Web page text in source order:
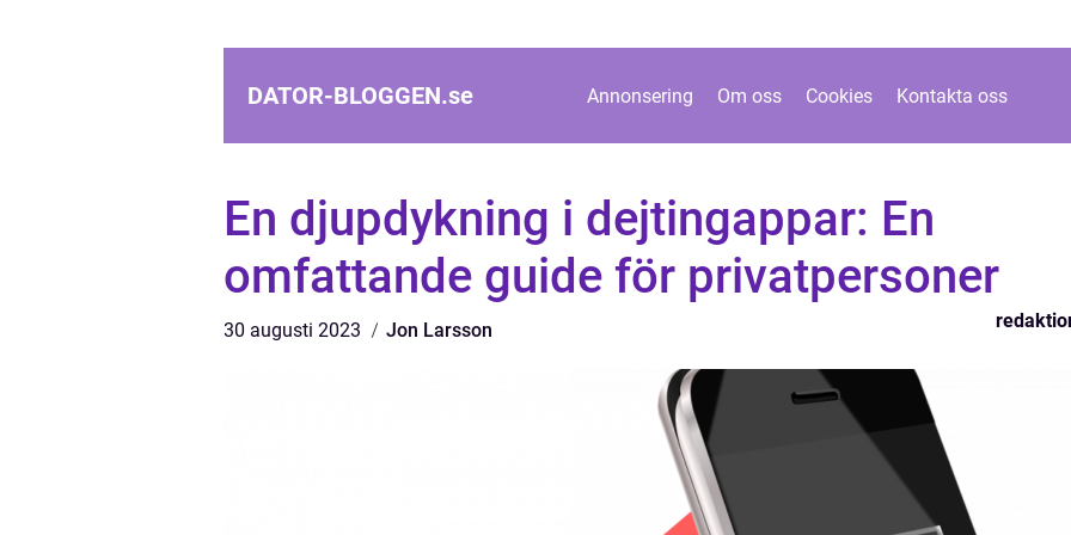
DATOR-BLOGGEN.se Annonsering Om oss Cookies Kontakta oss
En djupdykning i dejtingappar: En
omfattande guide för privatpersoner
30 augusti 2023 Jon Larsson